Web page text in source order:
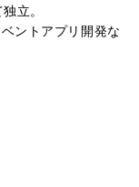
立。
ントアプリ開発な